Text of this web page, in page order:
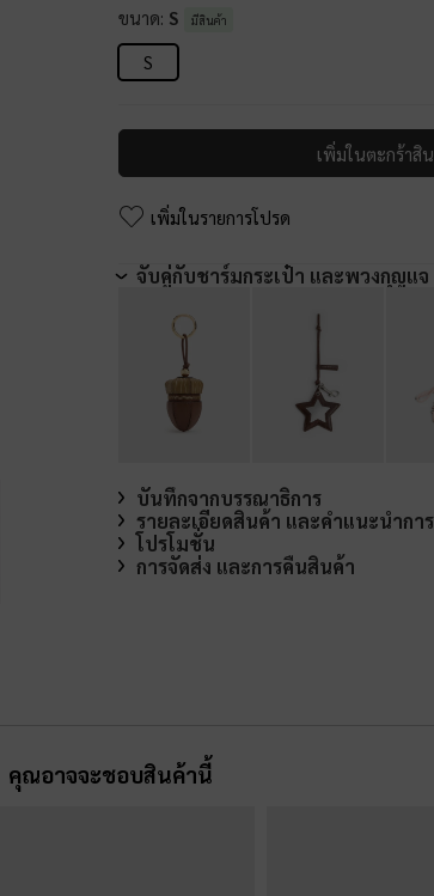
ขนาด: S มีสินค้า
S
เพิ่มในตะกร้าสิ
เพิ่มในรายการโปรด
จับคู่กับชาร์มกระเป๋า และพวงกุญแจ
บันทึกจากบรรณาธิการ
รายละเอียดสินค้า และคำแนะนำกา
โปรโมชั่น
การจัดส่ง และการคืนสินค้า
คุณอาจจะชอบสินค้านี้